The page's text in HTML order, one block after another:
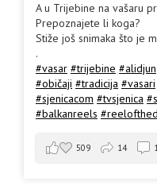
A u Trijebine na vašaru
Prepoznajete li koga?
Stiže još snimaka što je
.
#vasar #trijebine #alidjun
#običaji #tradicija #vasari
#sjenicacom #tvsjenica
#balkanreels
509 14